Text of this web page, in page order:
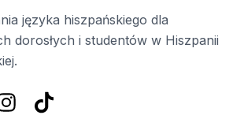
języka hiszpańskiego dla
dorosłych i studentów w Hiszpanii